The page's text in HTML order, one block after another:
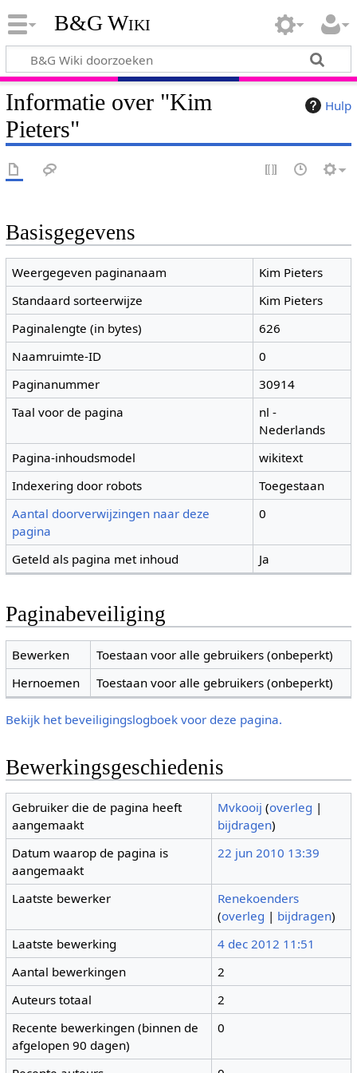
B&G Wiki
Hulp
Informatie over "Kim
Pieters"
Basisgegevens
Weergegeven paginanaam
Kim Pieters
Standaard sorteerwijze
Kim Pieters
Paginalengte (in bytes)
626
Naamruimte-ID
0
Paginanummer
30914
Taal voor de pagina
nl -
Nederlands
Pagina-inhoudsmodel
wikitext
Indexering door robots
Toegestaan
Aantal doorverwijzingen naar deze
pagina
0
Geteld als pagina met inhoud Ja
Paginabeveiliging
Bewerken
Toestaan voor alle gebruikers (onbeperkt)
Hernoemen
Toestaan voor alle gebruikers (onbeperkt)
Bekijk het beveiligingslogboek voor deze pagina.
Bewerkingsgeschiedenis
Gebruiker die de pagina heeft
aangemaakt
Mvkooij (overleg |
bijdragen)
Datum waarop de pagina is
aangemaakt
22 jun 2010 13:39
Laatste bewerker
Renekoenders
(overleg | bijdragen)
Laatste bewerking
4 dec 2012 11:51
Aantal bewerkingen
2
Auteurs totaal
2
Recente bewerkingen (binnen de
afgelopen 90 dagen)
0